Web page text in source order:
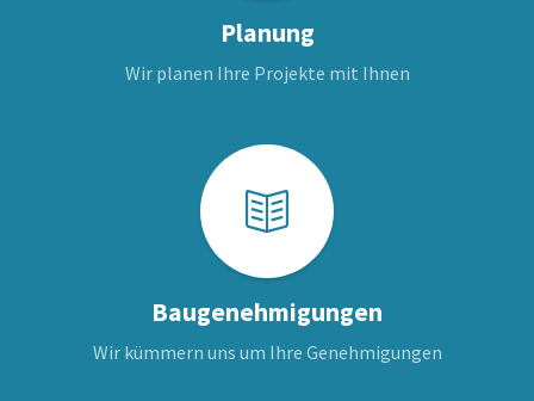
Planung
Wir planen Ihre Projekte mit Ihnen
Baugenehmigungen
Wir kümmern uns um Ihre Genehmigungen